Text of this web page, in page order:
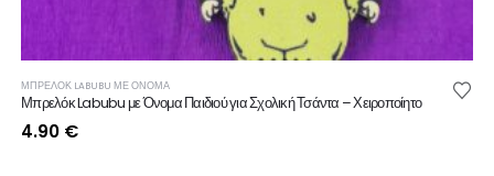
ΜΠΡΕΛΟΚ LABUBU ΜΕ ΟΝΟΜΑ
Μπρελόκ Labubu με Όνομα Παιδιού για Σχολική Τσάντα – Χειροποίητο
4.90 €